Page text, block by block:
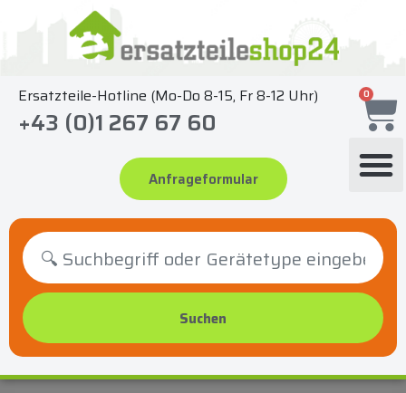
springen
Ersatzteile-Hotline (Mo-Do 8-15, Fr 8-12 Uhr)
+43 (0)1 267 67 60
Anfrageformular
0